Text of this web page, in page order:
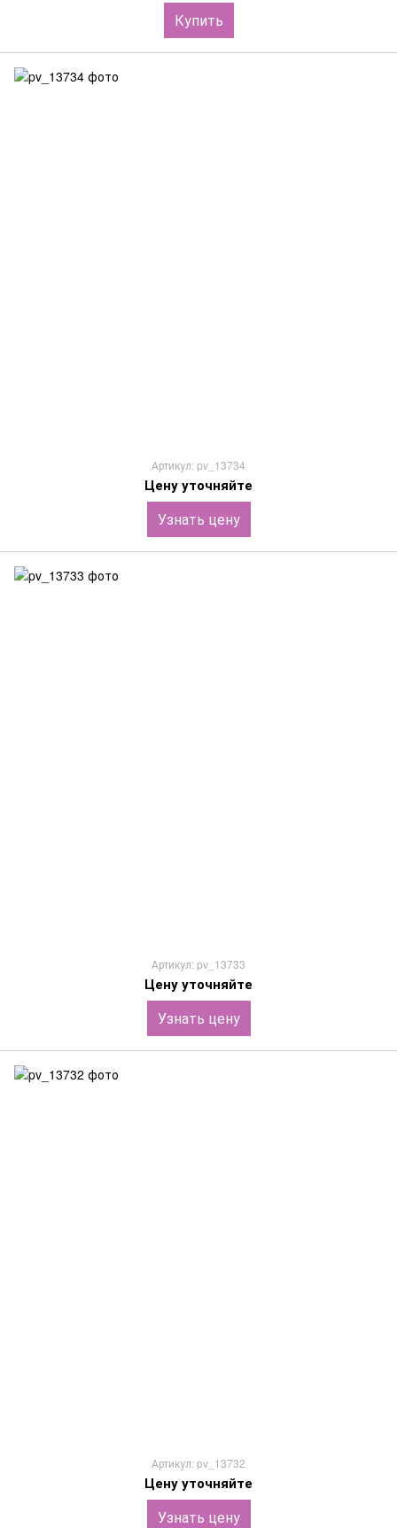
Купить
Артикул: pv_13734
Цену уточняйте
Узнать цену
Артикул: pv_13733
Цену уточняйте
Узнать цену
Артикул: pv_13732
Цену уточняйте
Узнать цену